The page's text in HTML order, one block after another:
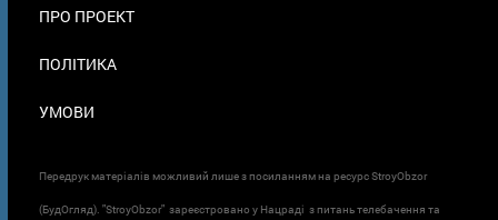
ПРО ПРОЕКТ
ПОЛІТИКА
УМОВИ
Передрук матеріалів можливий лише з посиланням на ресурс StroyObzor
(БудОгляд). "StroyObzor" зареєстровано у Нацраді з питань телебачення та